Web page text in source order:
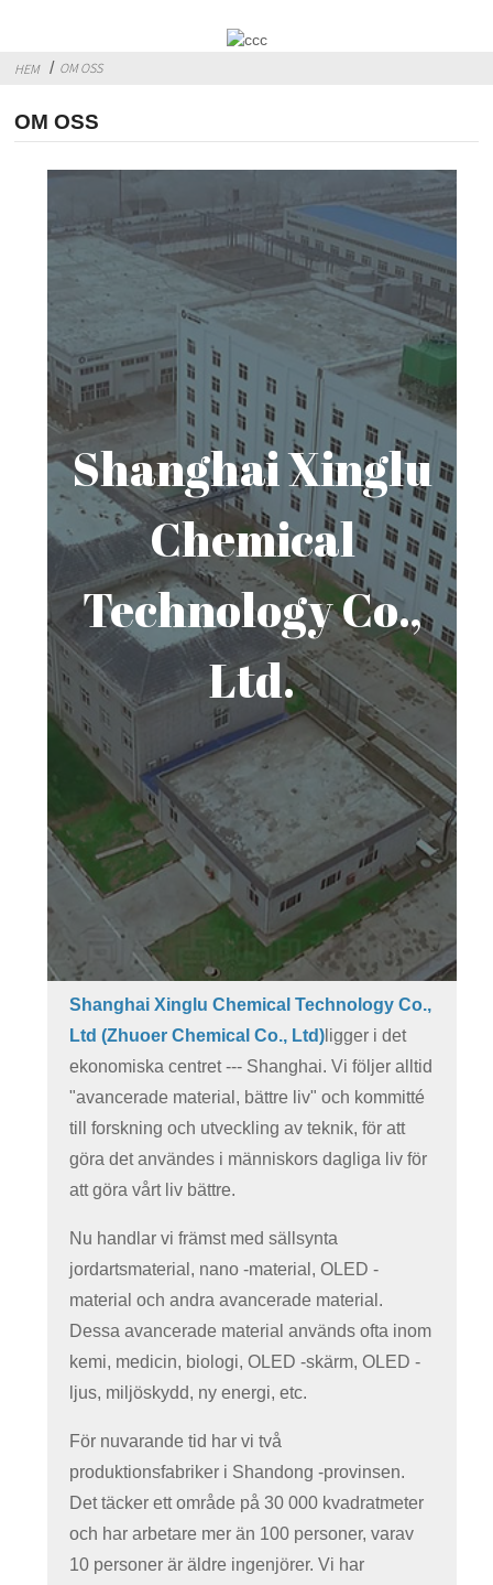
HEM OM OSS
OM OSS
Shanghai Xinglu
Chemical
Technology Co.,
Ltd.
Shanghai Xinglu Chemical Technology Co.,
Ltd (Zhuoer Chemical Co., Ltd) ligger i det
ekonomiska centret --- Shanghai. Vi följer alltid
"avancerade material, bättre liv" och kommitté
till forskning och utveckling av teknik, för att
göra det användes i människors dagliga liv för
att göra vårt liv bättre.
Nu handlar vi främst med sällsynta
jordartsmaterial, nano -material, OLED -
material och andra avancerade material.
Dessa avancerade material används ofta inom
kemi, medicin, biologi, OLED -skärm, OLED -
ljus, miljöskydd, ny energi, etc.
För nuvarande tid har vi två
produktionsfabriker i Shandong -provinsen.
Det täcker ett område på 30 000 kvadratmeter
och har arbetare mer än 100 personer, varav
10 personer är äldre ingenjörer. Vi har